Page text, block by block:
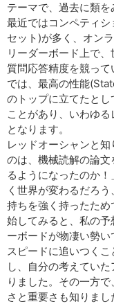
テーマで、過去に類を
最近ではコンペティ
セット)が多く、オン
リーダーボード上で
質問応答精度を競っ
では、最高の性能
のトップに立てたと
ことがあり、いわゆ
となります。
レッドオーシャンと
のは、機械読解の論
るようになったのか
く世界が変わるだろ
持ちを強く持ったた
始してみると、私の
ーボードが物凄い勢
スピードに追いつく
し、自分の考えてい
りました。その一方
さと重要さも知りま